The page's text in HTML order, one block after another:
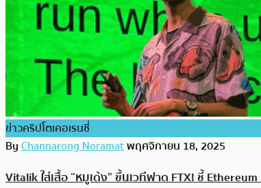
ข่าวคริปโตเคอเรนซี่
ByChannarong Noramatพฤศจิกายน 18, 2025
Vitalik ใส่เสื้อ “หมูเด้ง” ขึ้นเวทีฟาด FTX! ชี้